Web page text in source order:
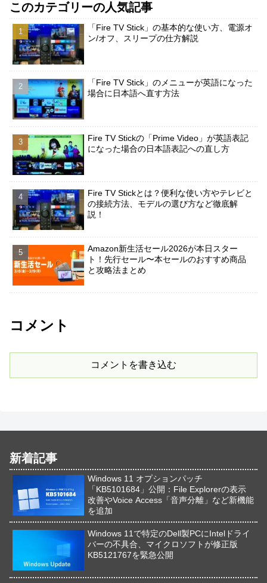
このカテゴリーの人気記事
「Fire TV Stick」の基本的な使い方、電源オ
ン/オフ、スリープの仕方解説
「Fire TV Stick」のメニューが英語になった
場合に日本語へ直す方法
Fire TV Stickの「Prime Video」が英語表記
になった場合の日本語表記への直し方
Fire TV Stickとは？便利な使い方やテレビと
の接続方法、モデルの選び方など徹底解
説！
Amazon新生活セール2026が本日スター
ト！先行セール〜本セールのおすすめ商品
と攻略法まとめ
コメント
コメントを書き込む
新着記事
Windows 11 オプションパッチ
「KB5101684」公開：File Explorerの表示
改善やVoice Access「音声分離」など新機能
を追加
Windows 11で特定のDell製PCにIntelドライ
バーの不具合、マイクロソフトが修正版
KB5121767を緊急公開